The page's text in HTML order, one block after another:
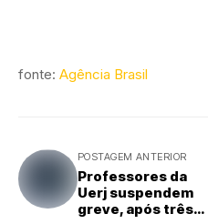
fonte: Agência Brasil
POSTAGEM ANTERIOR
Professores da
Uerj suspendem
greve, após três